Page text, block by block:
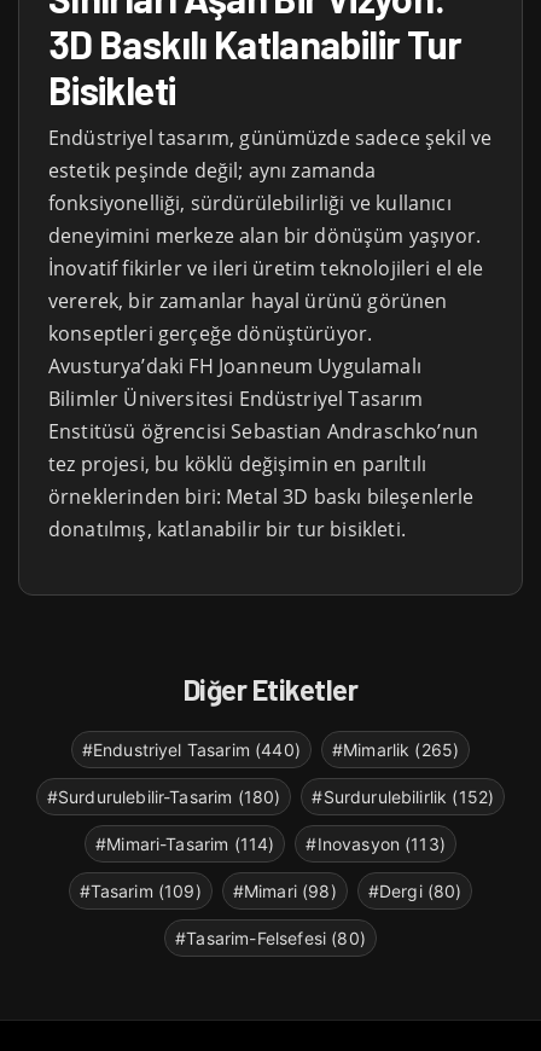
3D Baskılı Katlanabilir Tur
Bisikleti
Endüstriyel tasarım, günümüzde sadece şekil ve
estetik peşinde değil; aynı zamanda
fonksiyonelliği, sürdürülebilirliği ve kullanıcı
deneyimini merkeze alan bir dönüşüm yaşıyor.
İnovatif fikirler ve ileri üretim teknolojileri el ele
vererek, bir zamanlar hayal ürünü görünen
konseptleri gerçeğe dönüştürüyor.
Avusturya’daki FH Joanneum Uygulamalı
Bilimler Üniversitesi Endüstriyel Tasarım
Enstitüsü öğrencisi Sebastian Andraschko’nun
tez projesi, bu köklü değişimin en parıltılı
örneklerinden biri: Metal 3D baskı bileşenlerle
donatılmış, katlanabilir bir tur bisikleti.
Diğer Etiketler
#Endustriyel Tasarim (440) #Mimarlik (265)
#Surdurulebilir-Tasarim (180) #Surdurulebilirlik (152)
#Mimari-Tasarim (114) #Inovasyon (113)
#Tasarim (109) #Mimari (98) #Dergi (80)
#Tasarim-Felsefesi (80)